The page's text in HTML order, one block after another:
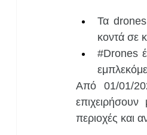
Τα
κοντά σε
#Drones
Από 01/01/
περιοχές και